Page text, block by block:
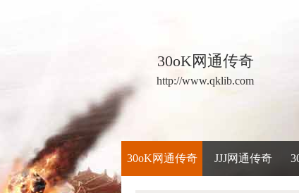
30oK网通传奇
http://www.qklib.com
30oK网通传奇 JJJ网通传奇